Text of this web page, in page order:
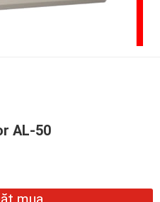
AL-50